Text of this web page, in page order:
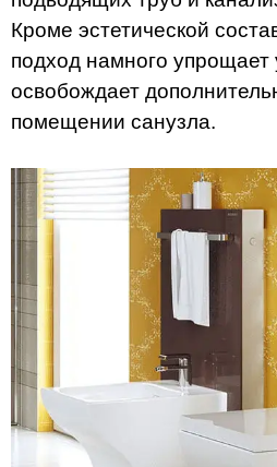
Кроме эстетической
подход намного упрощает
освобождает
помещении санузла.